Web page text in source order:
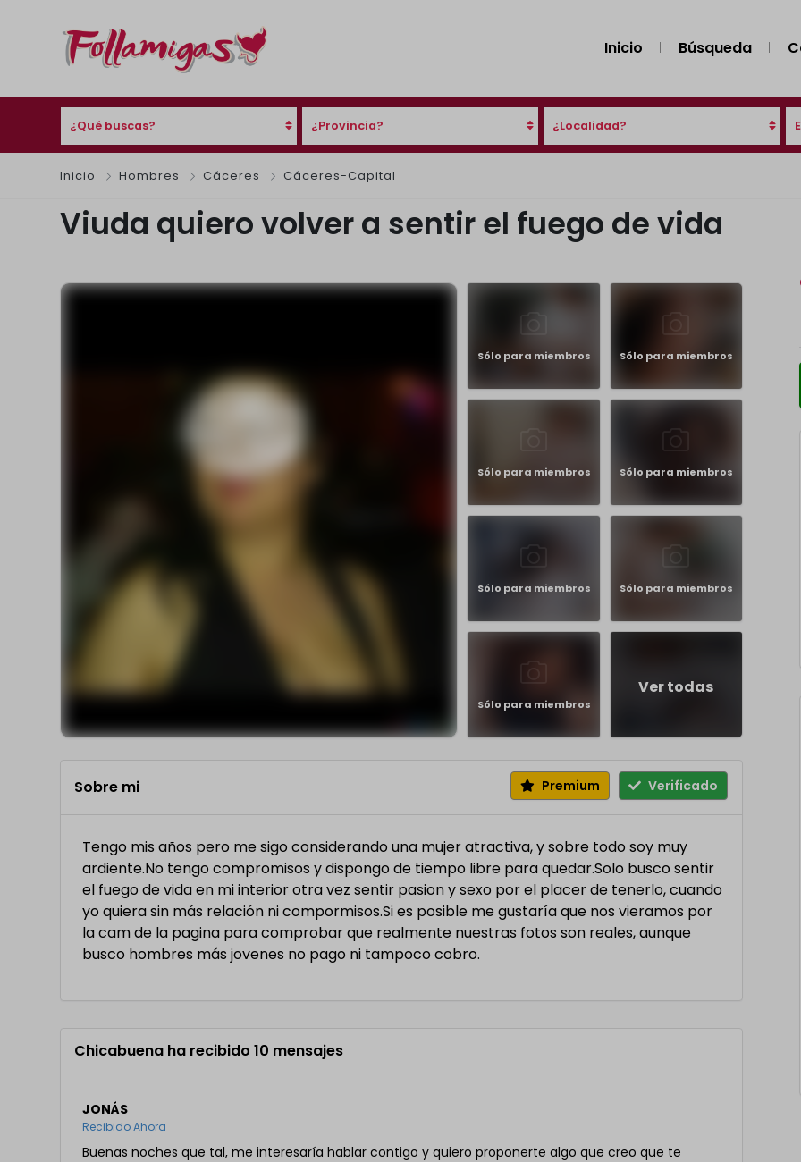
Inicio Búsqueda
¿Qué buscas? ¿Provincia? ¿Localidad?
Inicio Hombres Cáceres Cáceres-Capital
Viuda quiero volver a sentir el fuego de vida
Sólo para miembros Sólo para miembros
Sólo para miembros Sólo para miembros
Sólo para miembros Sólo para miembros
Sólo para miembros
Ver todas
Sobre mi Premium Verificado
Tengo mis años pero me sigo considerando una mujer atractiva, y sobre todo soy muy
ardiente.No tengo compromisos y dispongo de tiempo libre para quedar.Solo busco sentir
el fuego de vida en mi interior otra vez sentir pasion y sexo por el placer de tenerlo, cuando
yo quiera sin más relación ni compormisos.Si es posible me gustaría que nos vieramos por
la cam de la pagina para comprobar que realmente nuestras fotos son reales, aunque
busco hombres más jovenes no pago ni tampoco cobro.
Chicabuena ha recibido 10 mensajes
JONÁS
Recibido Ahora
Buenas noches que tal, me interesaría hablar contigo y quiero proponerte algo que creo que te